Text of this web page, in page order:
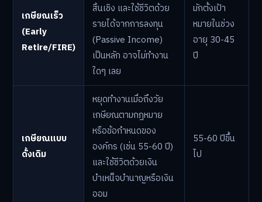
เกษียณเร็ว
(Early
Retire/FIRE)
สิ้นเชิง และใช้ชีวิตด้วย
รายได้จากการลงทุน
(Passive Income)
เป็นหลัก อาจไม่ทำงาน
ใดๆ เลย
มักตั้งเป้า
หมายในช่วง
อายุ 30-45
ปี
เกษียณแบบ
ดั้งเดิม
หยุดทำงานเมื่อถึงวัย
เกษียณตามกฎหมาย
หรือข้อกำหนดของ
องค์กร (เช่น 55-60 ปี)
และใช้ชีวิตด้วยเงิน
บำเหน็จบำนาญหรือเงิน
ออม
55-60 ปีขึ้น
ไป